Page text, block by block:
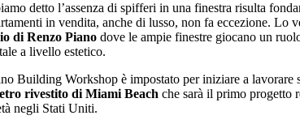
detto l’assenza di spifferi in una finestra risulta
in vendita, anche di lusso, non fa eccezione. Lo
di Renzo Piano dove le ampie finestre giocano un
a livello estetico.
Building Workshop è impostato per iniziare a lavorare
rivestito di Miami Beach che sarà il primo progetto
negli Stati Uniti.